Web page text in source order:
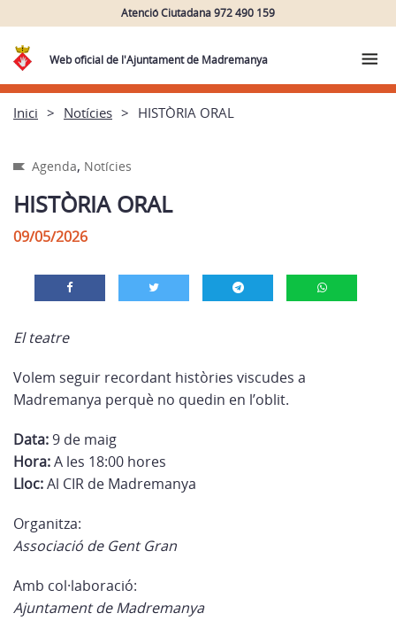
Atenció Ciutadana 972 490 159
Web oficial de l'Ajuntament de Madremanya
Inici Notícies HISTÒRIA ORAL
Agenda, Notícies
HISTÒRIA ORAL
09/05/2026
El teatre
Volem seguir recordant històries viscudes a
Madremanya perquè no quedin en l’oblit.
Data:9 de maig
Hora:A les 18:00 hores
Lloc:Al CIR de Madremanya
Organitza:
Associació de Gent Gran
Amb col·laboració:
Ajuntament de Madremanya